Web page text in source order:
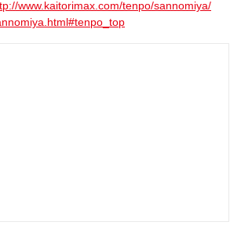
www.kaitorimax.com/tenpo/sannomiya/